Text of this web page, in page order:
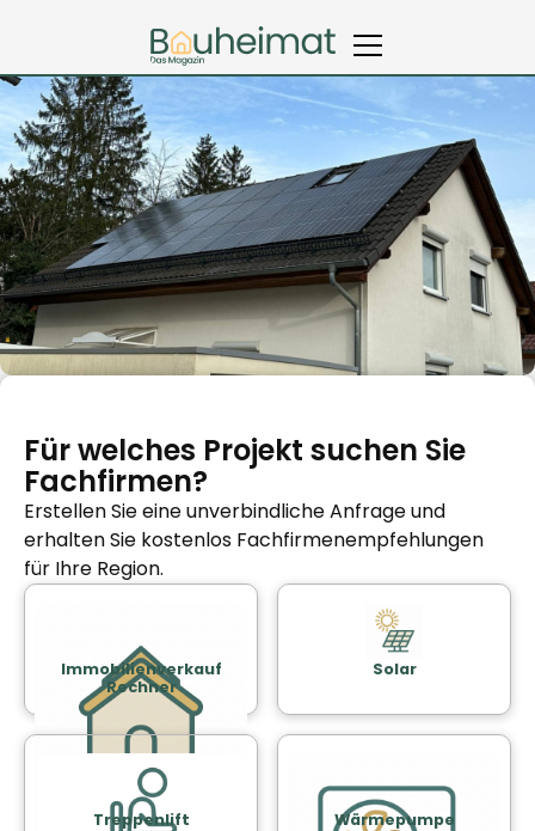
Für welches Projekt suchen Sie
Fachfirmen?
Erstellen Sie eine unverbindliche Anfrage und
erhalten Sie kostenlos Fachfirmenempfehlungen
für Ihre Region.
Immobilienverkauf
Rechner
Solar
Treppenlift Wärmepumpe